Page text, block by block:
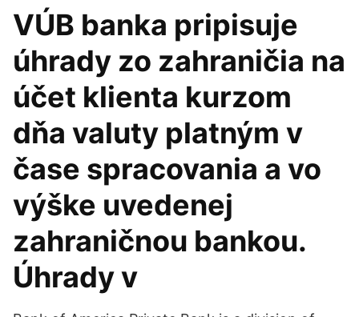
VÚB banka pripisuje
úhrady zo zahraničia na
účet klienta kurzom
dňa valuty platným v
čase spracovania a vo
výške uvedenej
zahraničnou bankou.
Úhrady v